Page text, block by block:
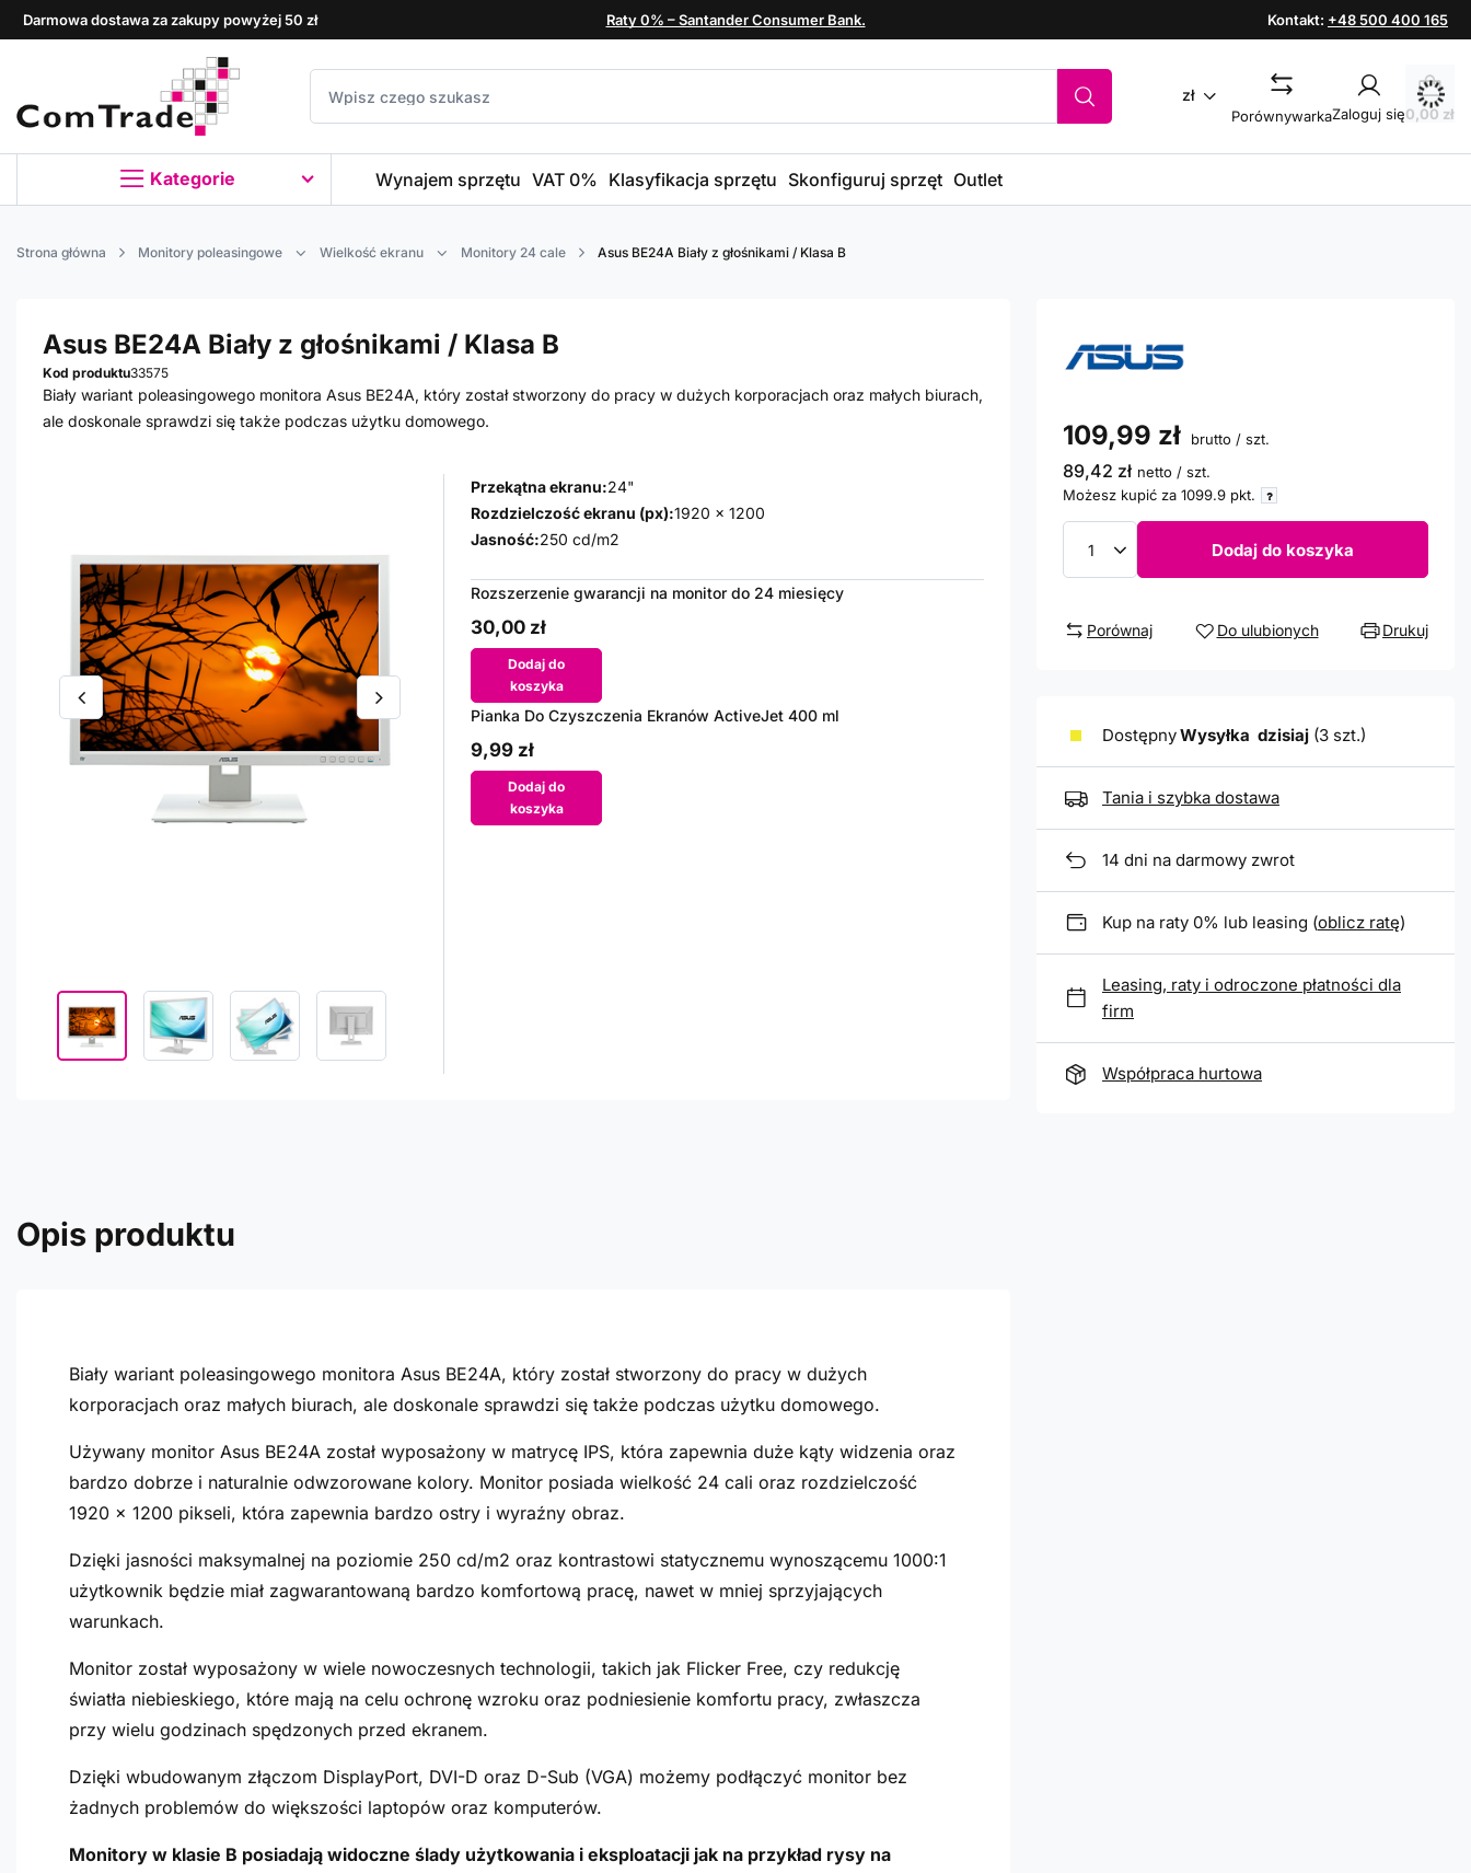
Darmowa dostawa za zakupy powyżej 50 zł Raty 0% – Santander Consumer Bank. Kontakt: +48 500 400 165
zł
PorównywarkaZaloguj się0,00 zł
Kategorie Wynajem sprzętu VAT 0% Klasyfikacja sprzętu Skonfiguruj sprzęt Outlet
Strona główna Monitory poleasingowe Wielkość ekranu Monitory 24 cale Asus BE24A Biały z głośnikami / Klasa B
Asus BE24A Biały z głośnikami / Klasa B
Kod produktu33575
Biały wariant poleasingowego monitora Asus BE24A, który został stworzony do pracy w dużych korporacjach oraz małych biurach,
ale doskonale sprawdzi się także podczas użytku domowego.
Przekątna ekranu:24"
Rozdzielczość ekranu (px):1920 x 1200
Jasność:250 cd/m2
Rozszerzenie gwarancji na monitor do 24 miesięcy
30,00 zł
Dodaj do
koszyka
Pianka Do Czyszczenia Ekranów ActiveJet 400 ml
9,99 zł
Dodaj do
koszyka
109,99 zł brutto / szt.
89,42 zł netto / szt.
Możesz kupić za 1099.9 pkt.
Dodaj do koszyka
Porównaj Do ulubionych Drukuj
DostępnyWysyłka dzisiaj (3 szt.)
Tania i szybka dostawa
14 dni na darmowy zwrot
Kup na raty 0% lub leasing (oblicz ratę)
Leasing, raty i odroczone płatności dla
firm
Współpraca hurtowa
Opis produktu
Biały wariant poleasingowego monitora Asus BE24A, który został stworzony do pracy w dużych
korporacjach oraz małych biurach, ale doskonale sprawdzi się także podczas użytku domowego.
Używany monitor Asus BE24A został wyposażony w matrycę IPS, która zapewnia duże kąty widzenia oraz
bardzo dobrze i naturalnie odwzorowane kolory. Monitor posiada wielkość 24 cali oraz rozdzielczość
1920 x 1200 pikseli, która zapewnia bardzo ostry i wyraźny obraz.
Dzięki jasności maksymalnej na poziomie 250 cd/m2 oraz kontrastowi statycznemu wynoszącemu 1000:1
użytkownik będzie miał zagwarantowaną bardzo komfortową pracę, nawet w mniej sprzyjających
warunkach.
Monitor został wyposażony w wiele nowoczesnych technologii, takich jak Flicker Free, czy redukcję
światła niebieskiego, które mają na celu ochronę wzroku oraz podniesienie komfortu pracy, zwłaszcza
przy wielu godzinach spędzonych przed ekranem.
Dzięki wbudowanym złączom DisplayPort, DVI-D oraz D-Sub (VGA) możemy podłączyć monitor bez
żadnych problemów do większości laptopów oraz komputerów.
Monitory w klasie B posiadają widoczne ślady użytkowania i eksploatacji jak na przykład rysy na